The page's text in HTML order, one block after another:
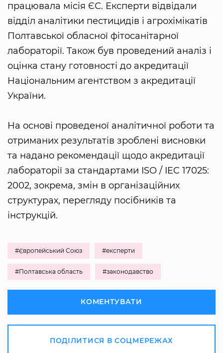
працювала місія ЄС. Експерти відвідали
відділ аналітики пестицидів і агрохімікатів
Полтавської обласної фітосанітарної
лабораторії. Також був проведений аналіз і
оцінка стану готовності до акредитації
Національним агентством з акредитації
України.
На основі проведеної аналітичної роботи та
отриманих результатів зроблені висновки
та надано рекомендації щодо акредитації
лабораторії за стандартами ISO / IEC 17025:
2002, зокрема, змін в організаційних
структурах, перегляду посібників та
інструкцій.
#Європейський Союз #експерти
#Полтавська область #законодавство
КОМЕНТУВАТИ
ПОДІЛИТИСЯ В СОЦМЕРЕЖАХ